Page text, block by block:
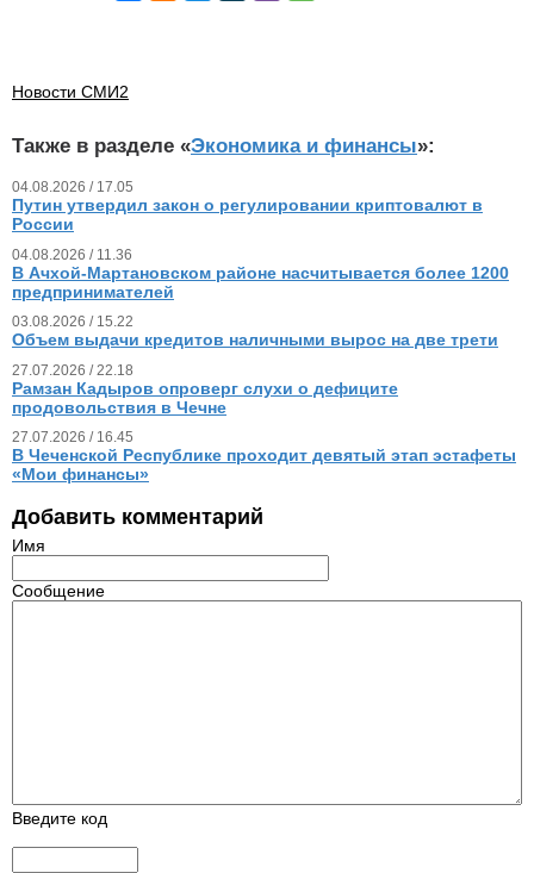
Новости СМИ2
Также в разделе «Экономика и финансы»:
04.08.2026 / 17.05
Путин утвердил закон о регулировании криптовалют в
России
04.08.2026 / 11.36
В Ачхой-Мартановском районе насчитывается более 1200
предпринимателей
03.08.2026 / 15.22
Объем выдачи кредитов наличными вырос на две трети
27.07.2026 / 22.18
Рамзан Кадыров опроверг слухи о дефиците
продовольствия в Чечне
27.07.2026 / 16.45
В Чеченской Республике проходит девятый этап эстафеты
«Мои финансы»
Добавить комментарий
Имя
Сообщение
Введите код